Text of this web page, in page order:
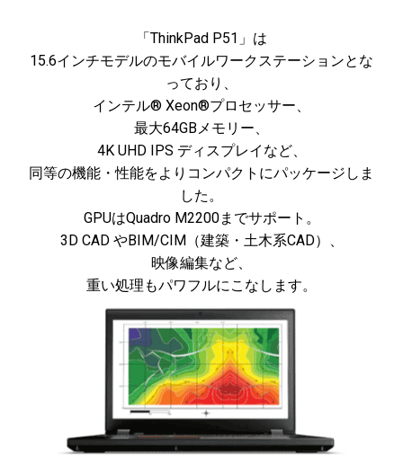
「ThinkPad P51」は
15.6インチモデルのモバイルワークステーションとな
っており、
インテル® Xeon®プロセッサー、
最大64GBメモリー、
4K UHD IPS ディスプレイなど、
同等の機能・性能をよりコンパクトにパッケージしま
した。
GPUはQuadro M2200までサポート。
3D CAD やBIM/CIM（建築・土木系CAD）、
映像編集など、
重い処理もパワフルにこなします。